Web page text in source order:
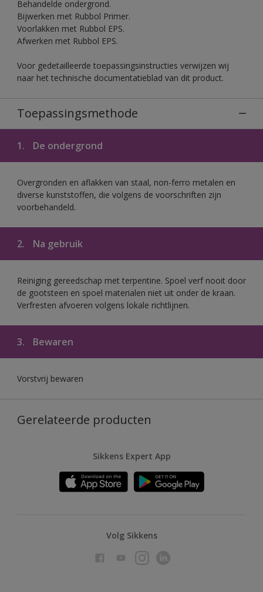
Behandelde ondergrond.
Bijwerken met Rubbol Primer.
Voorlakken met Rubbol EPS.
Afwerken met Rubbol EPS.
Voor gedetailleerde toepassingsinstructies verwijzen wij
naar het technische documentatieblad van dit product.
Toepassingsmethode
1. De ondergrond
Overgronden en aflakken van staal, non-ferro metalen en
diverse kunststoffen, die volgens de voorschriften zijn
voorbehandeld.
2. Na gebruik
Reiniging gereedschap met terpentine. Spoel verf nooit door
de gootsteen en spoel materialen niet uit onder de kraan.
Verfresten afvoeren volgens lokale richtlijnen.
3. Bewaren
Vorstvrij bewaren
Gerelateerde producten
Sikkens Expert App
Volg Sikkens